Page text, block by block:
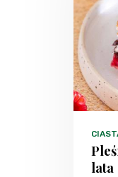
lata